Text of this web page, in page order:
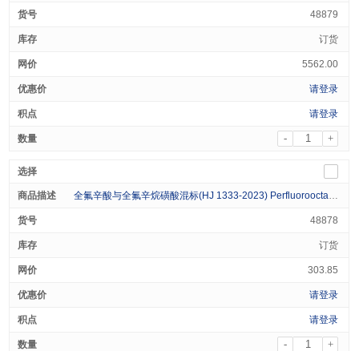
48879
订货
5562.00
请登录
请登录
- +
全氟辛酸与全氟辛烷磺酸混标(HJ 1333-2023) Perfluorooctanoic Acid and Perfluorooctanesulfonic Acid 100μg/mL in Acetonitrile 1mL
48878
订货
303.85
请登录
请登录
- +